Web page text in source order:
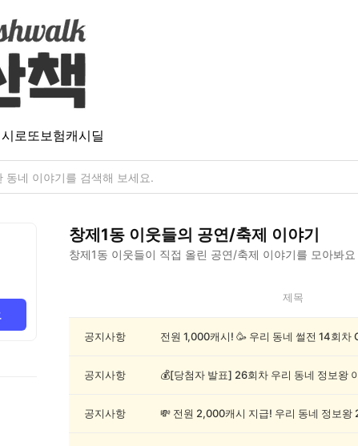
로또보험캐시딜
창제1동 이웃들의 공연/축제 이야기
창제1동 이웃들이 직접 올린 공연/축제 이야기를 모아봐요
1
제목
공지사항
공지사항
공지사항